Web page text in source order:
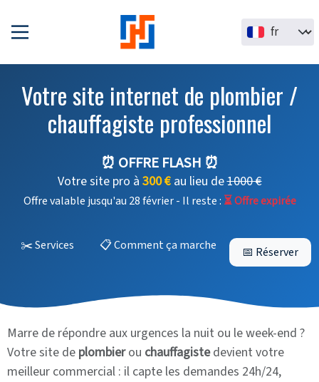
Select your
Votre site internet de plombier /
chauffagiste professionnel
⏰ OFFRE FLASH ⏰
Votre site pro à 300 €au lieu de1000 €
Offre valable jusqu'au 28 février - Il reste : ⏳ Offre expirée
✂️ Services 📋 Comment ça marche 📅 Réserver
Marre de répondre aux urgences la nuit ou le week-end ?
Votre site de plombierou chauffagistedevient votre
meilleur commercial : il capte les demandes 24h/24,